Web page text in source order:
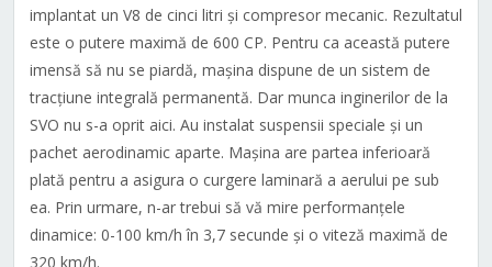
implantat un V8 de cinci litri și compresor mecanic. Rezultatul
este o putere maximă de 600 CP. Pentru ca această putere
imensă să nu se piardă, mașina dispune de un sistem de
tracțiune integrală permanentă. Dar munca inginerilor de la
SVO nu s-a oprit aici. Au instalat suspensii speciale și un
pachet aerodinamic aparte. Mașina are partea inferioară
plată pentru a asigura o curgere laminară a aerului pe sub
ea. Prin urmare, n-ar trebui să vă mire performanțele
dinamice: 0-100 km/h în 3,7 secunde și o viteză maximă de
320 km/h.